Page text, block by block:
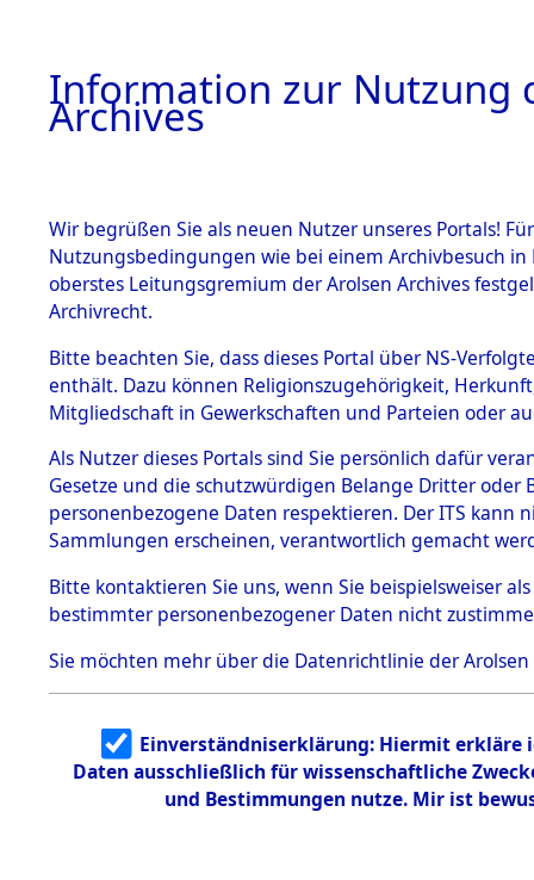
BESTÄNDE
1.
mente
5. Verschiedenes
5.3
Todesmärsche
5.3.1 Alliierte
Erhebungen
zu
Todesmärsch
en
5.3.2
Identifizierun
g
5.3.3
Todesmärsch
und
0032
Information zur Nutzung
Archives
Wir begrüßen Sie als neuen Nutzer unseres Portals!
Nutzungsbedingungen wie bei einem Archivbesuch
oberstes Leitungsgremium der Arolsen Archives
Archivrecht.
Bitte beachten Sie, dass dieses Portal über NS-
enthält. Dazu können Religionszugehörigkeit,
Mitgliedschaft in Gewerkschaften und Parteien oder
Als Nutzer dieses Portals sind Sie persönlich dafür
Gesetze und die schutzwürdigen Belange Dritter
personenbezogene Daten respektieren. Der ITS
Sammlungen erscheinen, verantwortlich gemacht
Bitte kontaktieren Sie uns, wenn Sie beispielsweiser
bestimmter personenbezogener Daten nicht
Sie möchten mehr über die Datenrichtlinie der Arolsen
Einverständniserklärung: Hiermit erkläre
Daten ausschließlich für wissenschaftliche
und Bestimmungen nutze. Mir ist